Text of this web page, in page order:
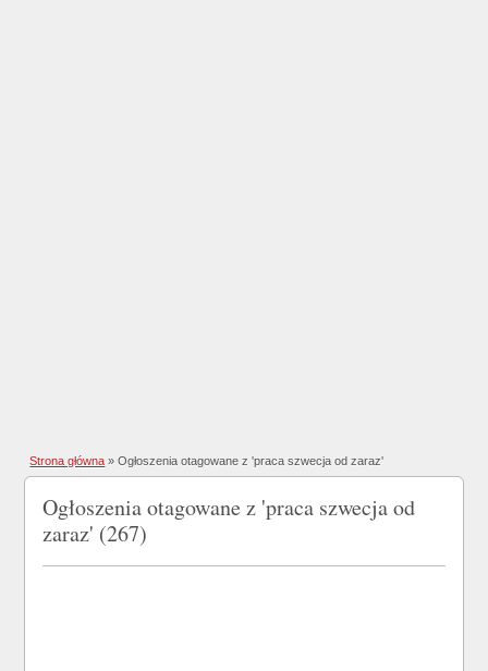
Strona główna »Ogłoszenia otagowane z 'praca szwecja od zaraz'
Ogłoszenia otagowane z 'praca szwecja od
zaraz' (267)